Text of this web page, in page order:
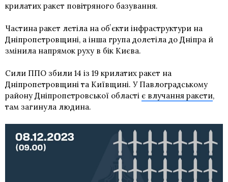
крилатих ракет повітряного базування.
Частина ракет летіла на обʼєкти інфраструктури на
Дніпропетровщині, а інша група долетіла до Дніпра й
змінила напрямок руху в бік Києва.
Сили ППО збили 14 із 19 крилатих ракет на
Дніпропетровщині та Київщині. У Павлоградському
району Дніпропетровської області є влучання ракети,
там загинула людина.